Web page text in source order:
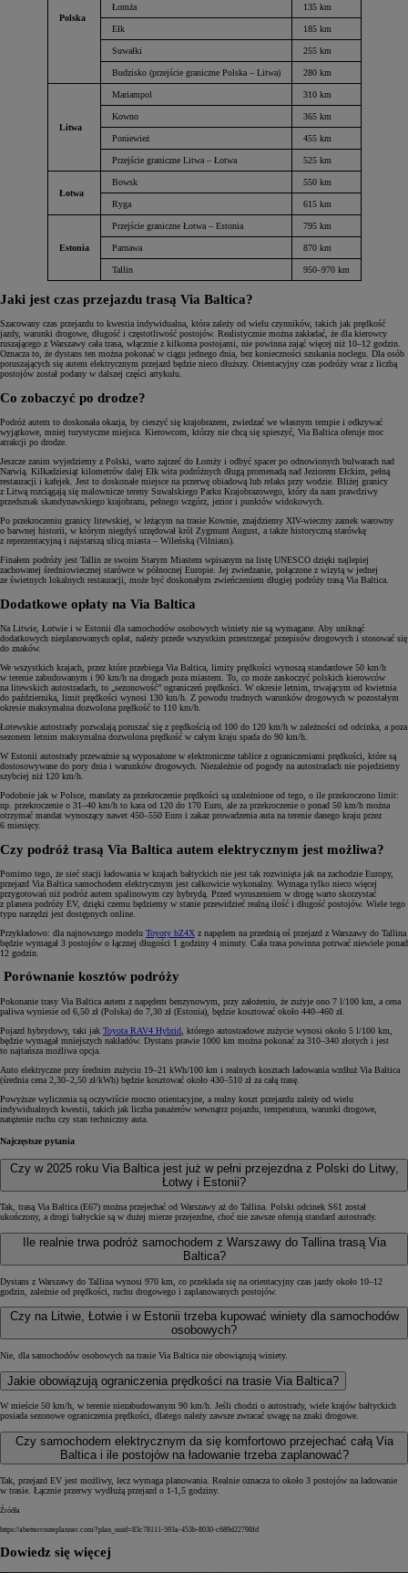
Polska
Łomża 135 km
Ełk 185 km
Suwałki 255 km
Budzisko (przejście graniczne Polska – Litwa) 280 km
Litwa
Mariampol 310 km
Kowno 365 km
Poniewież 455 km
Przejście graniczne Litwa – Łotwa 525 km
Łotwa
Bowsk 550 km
Ryga 615 km
Estonia
Przejście graniczne Łotwa – Estonia 795 km
Parnawa 870 km
Tallin 950–970 km
Jaki jest czas przejazdu trasą Via Baltica?
Szacowany czas przejazdu to kwestia indywidualna, która zależy od wielu czynników, takich jak prędkość
jazdy, warunki drogowe, długość i częstotliwość postojów. Realistycznie można zakładać, że dla kierowcy
ruszającego z Warszawy cała trasa, włącznie z kilkoma postojami, nie powinna zająć więcej niż 10–12 godzin.
Oznacza to, że dystans ten można pokonać w ciągu jednego dnia, bez konieczności szukania noclegu. Dla osób
poruszających się autem elektrycznym przejazd będzie nieco dłuższy. Orientacyjny czas podróży wraz z liczbą
postojów został podany w dalszej części artykułu.
Co zobaczyć po drodze?
Podróż autem to doskonała okazja, by cieszyć się krajobrazem, zwiedzać we własnym tempie i odkrywać
wyjątkowe, mniej turystyczne miejsca. Kierowcom, którzy nie chcą się spieszyć, Via Baltica oferuje moc
atrakcji po drodze.
Jeszcze zanim wyjedziemy z Polski, warto zajrzeć do Łomży i odbyć spacer po odnowionych bulwarach nad
Narwią. Kilkadziesiąt kilometrów dalej Ełk wita podróżnych długą promenadą nad Jeziorem Ełckim, pełną
restauracji i kafejek. Jest to doskonałe miejsce na przerwę obiadową lub relaks przy wodzie. Bliżej granicy
z Litwą rozciągają się malownicze tereny Suwalskiego Parku Krajobrazowego, który da nam prawdziwy
przedsmak skandynawskiego krajobrazu, pełnego wzgórz, jezior i punktów widokowych.
Po przekroczeniu granicy litewskiej, w leżącym na trasie Kownie, znajdziemy XIV-wieczny zamek warowny
o barwnej historii, w którym niegdyś urzędował król Zygmunt August, a także historyczną starówkę
z reprezentacyjną i najstarszą ulicą miasta – Wileńską (Vilniaus).
Finałem podróży jest Tallin ze swoim Starym Miastem wpisanym na listę UNESCO dzięki najlepiej
zachowanej średniowiecznej starówce w północnej Europie. Jej zwiedzanie, połączone z wizytą w jednej
ze świetnych lokalnych restauracji, może być doskonałym zwieńczeniem długiej podróży trasą Via Baltica.
Dodatkowe opłaty na Via Baltica
Na Litwie, Łotwie i w Estonii dla samochodów osobowych winiety nie są wymagane. Aby uniknąć
dodatkowych nieplanowanych opłat, należy przede wszystkim przestrzegać przepisów drogowych i stosować się
do znaków.
We wszystkich krajach, przez które przebiega Via Baltica, limity prędkości wynoszą standardowe 50 km/h
w terenie zabudowanym i 90 km/h na drogach poza miastem. To, co może zaskoczyć polskich kierowców
na litewskich autostradach, to „sezonowość” ograniczeń prędkości. W okresie letnim, trwającym od kwietnia
do października, limit prędkości wynosi 130 km/h. Z powodu trudnych warunków drogowych w pozostałym
okresie maksymalna dozwolona prędkość to 110 km/h.
Łotewskie autostrady pozwalają poruszać się z prędkością od 100 do 120 km/h w zależności od odcinka, a poza
sezonem letnim maksymalna dozwolona prędkość w całym kraju spada do 90 km/h.
W Estonii autostrady przeważnie są wyposażone w elektroniczne tablice z ograniczeniami prędkości, które są
dostosowywane do pory dnia i warunków drogowych. Niezależnie od pogody na autostradach nie pojedziemy
szybciej niż 120 km/h.
Podobnie jak w Polsce, mandaty za przekroczenie prędkości są uzależnione od tego, o ile przekroczono limit:
np. przekroczenie o 31–40 km/h to kara od 120 do 170 Euro, ale za przekroczenie o ponad 50 km/h można
otrzymać mandat wynoszący nawet 450–550 Euro i zakaz prowadzenia auta na terenie danego kraju przez
6 miesięcy.
Czy podróż trasą Via Baltica autem elektrycznym jest możliwa?
Pomimo tego, że sieć stacji ładowania w krajach bałtyckich nie jest tak rozwinięta jak na zachodzie Europy,
przejazd Via Baltica samochodem elektrycznym jest całkowicie wykonalny. Wymaga tylko nieco więcej
przygotowań niż podróż autem spalinowym czy hybrydą. Przed wyruszeniem w drogę warto skorzystać
z planera podróży EV, dzięki czemu będziemy w stanie przewidzieć realną ilość i długość postojów. Wiele tego
typu narzędzi jest dostępnych online.
Przykładowo: dla najnowszego modelu Toyoty bZ4X z napędem na przednią oś przejazd z Warszawy do Tallina
będzie wymagał 3 postojów o łącznej długości 1 godziny 4 minuty. Cała trasa powinna potrwać niewiele ponad
12 godzin.
Porównanie kosztów podróży
Pokonanie trasy Via Baltica autem z napędem benzynowym, przy założeniu, że zużyje ono 7 l/100 km, a cena
paliwa wyniesie od 6,50 zł (Polska) do 7,30 zł (Estonia), będzie kosztować około 440–460 zł.
Pojazd hybrydowy, taki jak Toyota RAV4 Hybrid , którego autostradowe zużycie wynosi około 5 l/100 km,
będzie wymagał mniejszych nakładów. Dystans prawie 1000 km można pokonać za 310–340 złotych i jest
to najtańsza możliwa opcja.
Auto elektryczne przy średnim zużyciu 19–21 kWh/100 km i realnych kosztach ładowania wzdłuż Via Baltica
(średnia cena 2,30–2,50 zł/kWh) będzie kosztować około 430–510 zł za całą trasę.
Powyższe wyliczenia są oczywiście mocno orientacyjne, a realny koszt przejazdu zależy od wielu
indywidualnych kwestii, takich jak liczba pasażerów wewnątrz pojazdu, temperatura, warunki drogowe,
natężenie ruchu czy stan techniczny auta.
Najczęstsze pytania
Czy w 2025 roku Via Baltica jest już w pełni przejezdna z Polski do Litwy,
Łotwy i Estonii?
Tak, trasą Via Baltica (E67) można przejechać od Warszawy aż do Tallina. Polski odcinek S61 został
ukończony, a drogi bałtyckie są w dużej mierze przejezdne, choć nie zawsze oferują standard autostrady.
Ile realnie trwa podróż samochodem z Warszawy do Tallina trasą Via
Baltica?
Dystans z Warszawy do Tallina wynosi 970 km, co przekłada się na orientacyjny czas jazdy około 10–12
godzin, zależnie od prędkości, ruchu drogowego i zaplanowanych postojów.
Czy na Litwie, Łotwie i w Estonii trzeba kupować winiety dla samochodów
osobowych?
Nie, dla samochodów osobowych na trasie Via Baltica nie obowiązują winiety.
Jakie obowiązują ograniczenia prędkości na trasie Via Baltica?
W mieście 50 km/h, w terenie niezabudowanym 90 km/h. Jeśli chodzi o autostrady, wiele krajów bałtyckich
posiada sezonowe ograniczenia prędkości, dlatego należy zawsze zwracać uwagę na znaki drogowe.
Czy samochodem elektrycznym da się komfortowo przejechać całą Via
Baltica i ile postojów na ładowanie trzeba zaplanować?
Tak, przejazd EV jest możliwy, lecz wymaga planowania. Realnie oznacza to około 3 postojów na ładowanie
w trasie. Łącznie przerwy wydłużą przejazd o 1-1,5 godziny.
Źródła
https://abetterrouteplanner.com/?plan_uuid=83c78111-593a-453b-8030-c689d22798fd
Dowiedz się więcej